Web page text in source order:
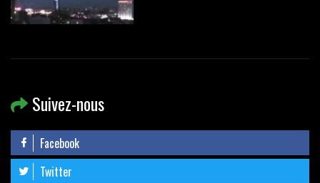
Suivez-nous
Facebook
Twitter